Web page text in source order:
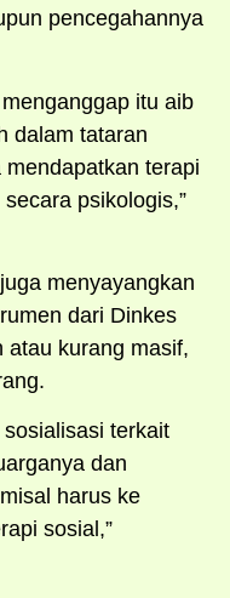
pencegahannya
itu aib
dalam tataran
terapi
psikologis,”
menyayangkan
dari Dinkes
atau kurang masif,
terkait
dan
harus ke
sosial,”